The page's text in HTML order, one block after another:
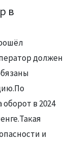
в
должен
в 2024
и